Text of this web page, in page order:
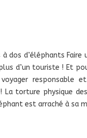
à dos d’éléphants
d’un touriste ! Et
responsable
La torture physique
est arraché à sa